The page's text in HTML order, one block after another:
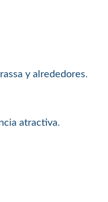
y alrededores.
atractiva.